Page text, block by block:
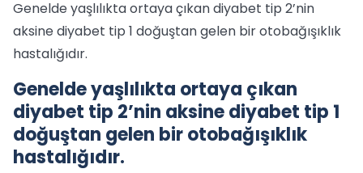
Genelde yaşlılıkta ortaya çıkan diyabet tip 2’nin
aksine diyabet tip 1 doğuştan gelen bir otobağışıklık
hastalığıdır.
Genelde yaşlılıkta ortaya çıkan
diyabet tip 2’nin aksine diyabet tip 1
doğuştan gelen bir otobağışıklık
hastalığıdır.